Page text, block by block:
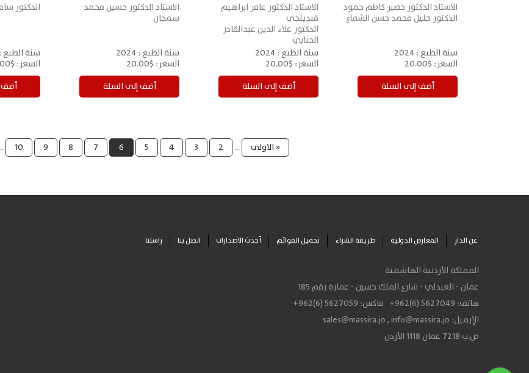
الاستاذ الدكتور خضير كاظم حمود
الدكتور خليل محمد حسن الشماع
سنة الطبع :2024
السعر: $20.00
الاستاذ الدكتور عامر ابراهيم
قنديلجي
الدكتور علاء الدين عبدالقادر
الجنابي
سنة الطبع :2024
السعر: $20.00
الاستاذ الدكتور حسين محمد
سمحان
سنة الطبع :2024
السعر: $20.00
الدكتور
سنة الطبع :
السعر: $20.00
« الاولى …
2
3
4
5
6
7
8
9
10
عن الدار المعارض الدولية طريقة الشراء تحميل القوائم أحدث الاصدارات اتصل بنا راسلنا
المملكة الأردنية الهاشمية
عمان - العبدلي - شارع الملك حسين - عمارة رقم 185
هاتف: +962(6) 5627049 فاكس: +962(6) 5627059
الإيميل:
sales@massira.jo,info@massira.jo
ص.ب 7218 عمان 1118 الأردن